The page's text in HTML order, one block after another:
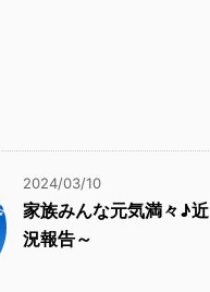
2024/03/10
家族みんな元気満々♪近
況報告～